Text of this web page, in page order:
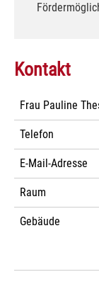
Kontakt
Frau Pauline
Telefon
E-Mail-Adresse
Raum
Gebäude